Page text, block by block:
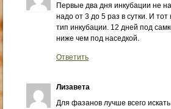
Первые два дня инкубации не
надо от 3 до 5 раз в сутки. И
тип инкубации. 12 дней под
ниже чем под наседкой.
Ответить
Лизавета
Для фазанов лучше всего